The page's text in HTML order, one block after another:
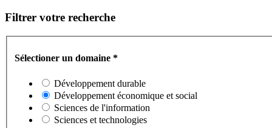
Filtrer votre recherche
Sélectioner un domaine *
Développement durable
Développement économique et social
Sciences de l'information
Sciences et technologies